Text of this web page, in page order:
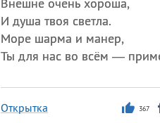
И душа твоя светла.
Море шарма и манер,
Ты для нас во всём —
Открытка 367